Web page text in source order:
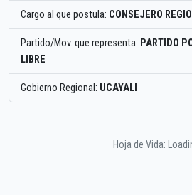
Cargo al que postula: CONSEJERO
Partido/Mov. que representa: PARTIDO
LIBRE
Gobierno Regional: UCAYALI
Hoja de Vida: